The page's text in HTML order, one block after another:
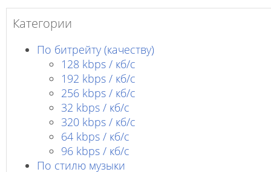
Категории
По битрейту (качеству)
128 kbps / кб/c
192 kbps / кб/c
256 kbps / кб/с
32 kbps / кб/c
320 kbps / кб/с
64 kbps / кб/c
96 kbps / кб/c
По стилю музыки